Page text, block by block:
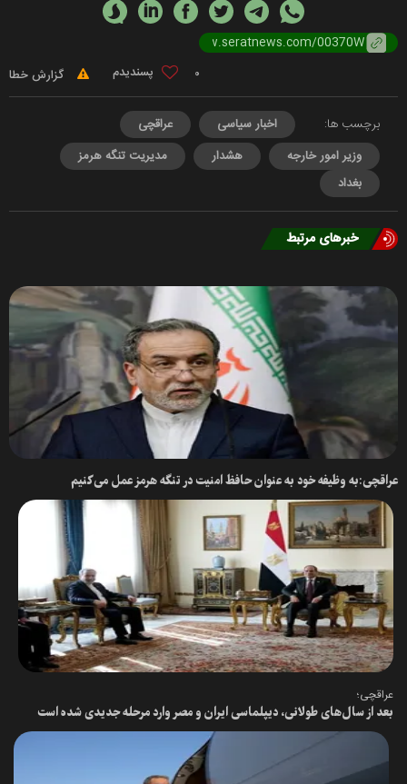
0 گزارش خطا
برچسب ها: اخبار سیاسی
عراقچی
وزیر امور خارجه
هشدار
مدیریت تنگه هرمز
بغداد
خبرهای مرتبط
عراقچی:به وظیفه خود به عنوان حافظ امنیت در تنگه هرمز عمل می‌کنیم
عراقچی؛
بعد از سال‌های طولانی، دیپلماسی ایران و مصر وارد مرحله‌ جدیدی شده است